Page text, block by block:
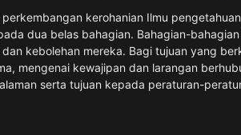
kerohanian Ilmu pengetahuan
belas bahagian. Bahagian-bahagian
Bagi tujuan yang berkaitan dengan
dan larangan berhubung dengan perkara-
tersebut dan bahagian ini dinamakan